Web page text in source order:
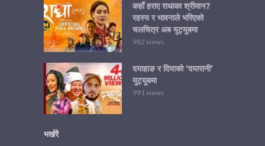
कहाँ हराए राधाका श्रीमान?
रहस्य र भावनाले भरिएको
चलचित्र अब युट्युबमा
982 views
दयाहाङ र दियाको ‘दयारानी’
युट्युबमा
991 views
भर्खरै